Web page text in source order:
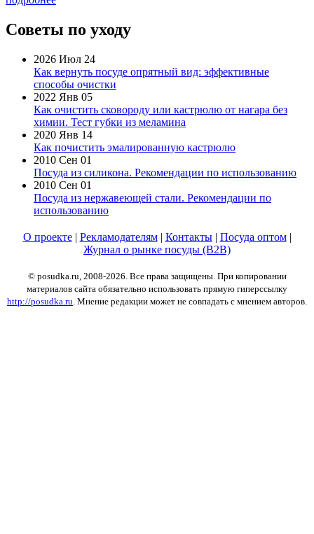
Советы по уходу
2026 Июл 24
Как вернуть посуде опрятный вид: эффективные
способы очистки
2022 Янв 05
Как очистить сковороду или кастрюлю от нагара без
химии. Тест губки из меламина
2020 Янв 14
Как почистить эмалированную кастрюлю
2010 Сен 01
Посуда из силикона. Рекомендации по использованию
2010 Сен 01
Посуда из нержавеющей стали. Рекомендации по
использованию
О проекте| Рекламодателям| Контакты| Посуда оптом|
Журнал о рынке посуды (B2B)
© posudka.ru, 2008-2026. Все права защищены. При копировании
материалов сайта обязательно использовать прямую гиперссылку
http://posudka.ru. Мнение редакции может не совпадать с мнением авторов.